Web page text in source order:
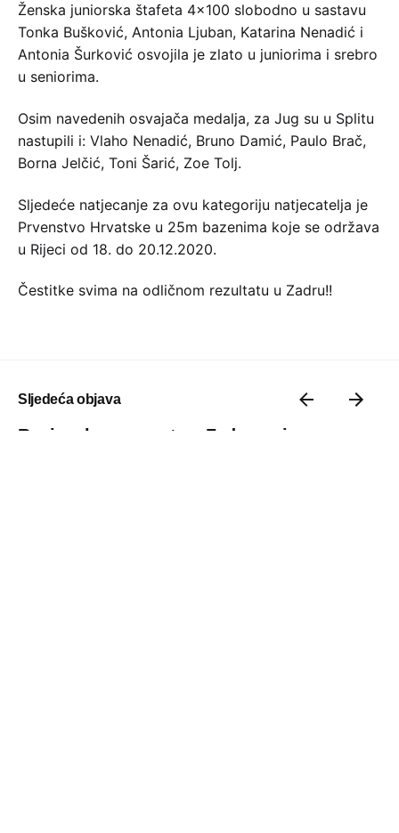
Ženska juniorska štafeta 4×100 slobodno u sastavu
Tonka Bušković, Antonia Ljuban, Katarina Nenadić i
Antonia Šurković osvojila je zlato u juniorima i srebro
u seniorima.
Osim navedenih osvajača medalja, za Jug su u Splitu
nastupili i: Vlaho Nenadić, Bruno Damić, Paulo Brač,
Borna Jelčić, Toni Šarić, Zoe Tolj.
Sljedeće natjecanje za ovu kategoriju natjecatelja je
Prvenstvo Hrvatske u 25m bazenima koje se održava
u Rijeci od 18. do 20.12.2020.
Čestitke svima na odličnom rezultatu u Zadru!!
Sljedeća objava
Regionalno prvenstvo- Zadar: najava +